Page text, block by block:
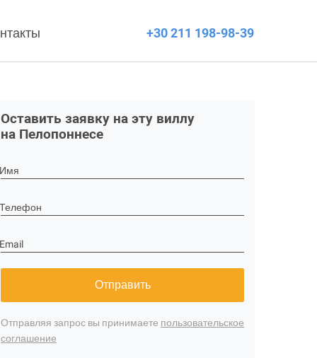
+30 211 198-98-39
Оставить заявку на эту виллу
на Пелопоннесе
Имя
Телефон
Email
Отправить
Отправляя запрос вы принимаете пользовательское
соглашение